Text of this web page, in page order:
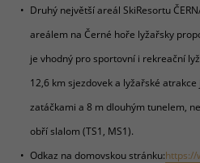
Druhý největší areál SkiResortu
areálem na Černé hoře lyžařsky
je vhodný pro sportovní i rekreační
12,6 km sjezdovek a lyžařské
zatáčkami a 8 m dlouhým tunelem,
obří slalom (TS1, MS1).
Odkaz na domovskou stránku:https://